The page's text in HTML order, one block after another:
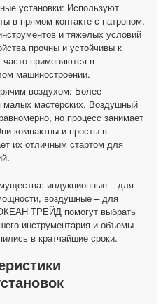
установки: Используют
в прямом контакте с патроном.
и тяжелых условий
прочны и устойчивы к
часто применяются в
машиностроении.
воздухом: Более
мастерских. Воздушный
но процесс занимает
компактны и просты в
их отличным стартом для
индукционные – для
воздушные – для
ТРЕЙД помогут выбрать
инструментария и объемы
в кратчайшие сроки.